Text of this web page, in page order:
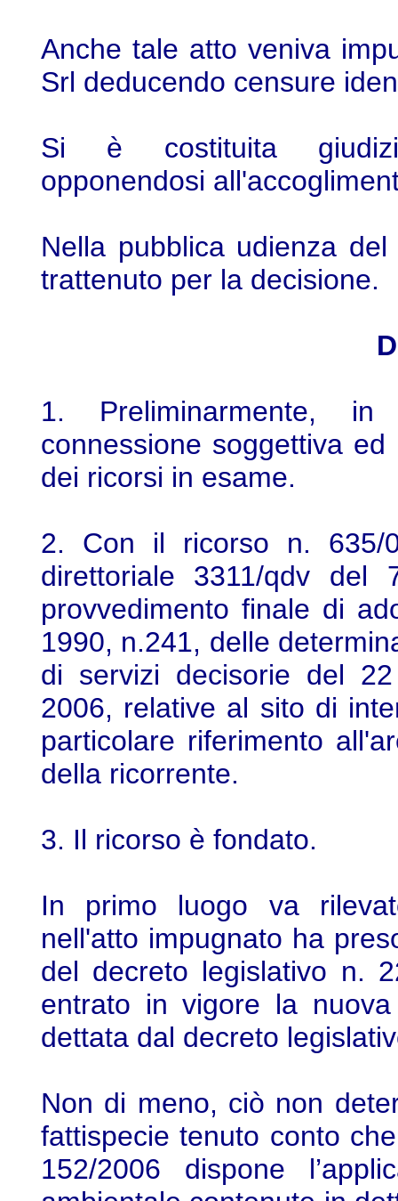
Anche tale atto veniva
Srl deducendo censure
Si è costituita
opponendosi
Nella pubblica udienza
trattenuto per la decisione.
1. Preliminarmente,
connessione soggettiva
dei ricorsi in esame.
2. Con il ricorso n. 635/
direttoriale 3311/qdv del
provvedimento finale di
1990, n.241, delle
di servizi decisorie del
2006, relative al sito di
particolare riferimento
della ricorrente.
3. Il ricorso è fondato.
In primo luogo va
nell'atto impugnato ha
del decreto legislativo n.
entrato in vigore la
dettata dal decreto
Non di meno, ciò non
fattispecie tenuto conto
152/2006 dispone